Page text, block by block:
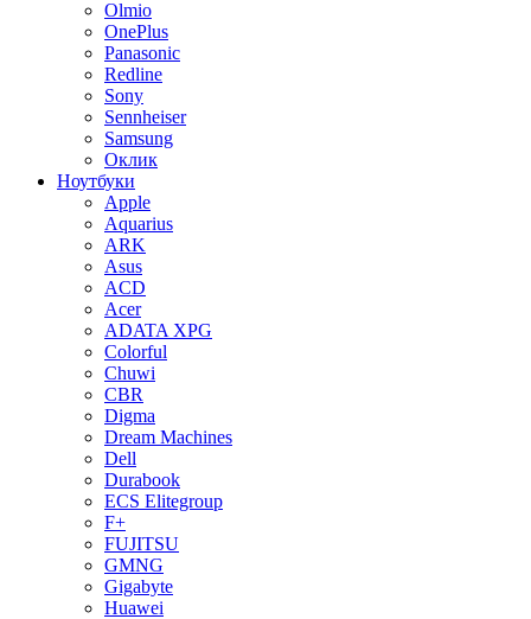
Olmio
OnePlus
Panasonic
Redline
Sony
Sennheiser
Samsung
Оклик
Ноутбуки
Apple
Aquarius
ARK
Asus
ACD
Acer
ADATA XPG
Colorful
Chuwi
CBR
Digma
Dream Machines
Dell
Durabook
ECS Elitegroup
F+
FUJITSU
GMNG
Gigabyte
Huawei